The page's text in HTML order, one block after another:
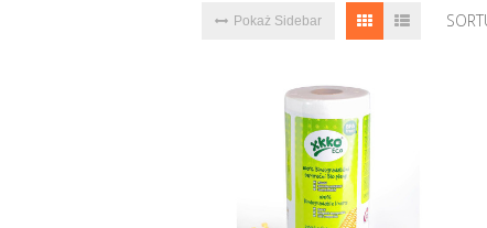
Pokaż Sidebar